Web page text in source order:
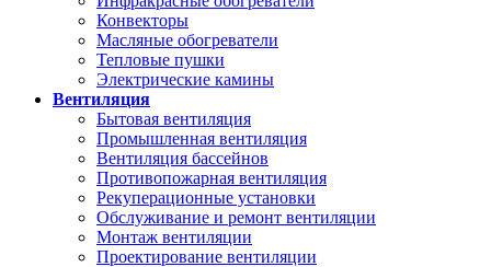
Конвекторы
Масляные обогреватели
Тепловые пушки
Электрические камины
Вентиляция
Бытовая вентиляция
Промышленная вентиляция
Вентиляция бассейнов
Противопожарная вентиляция
Рекуперационные установки
Обслуживание и ремонт вентиляции
Монтаж вентиляции
Проектирование вентиляции